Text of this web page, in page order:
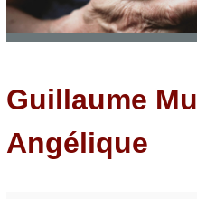
Guillaume
Angélique